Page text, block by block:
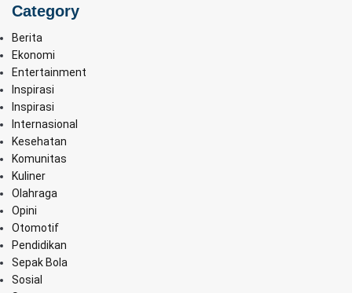
Category
Berita
Ekonomi
Entertainment
Inspirasi
Inspirasi
Internasional
Kesehatan
Komunitas
Kuliner
Olahraga
Opini
Otomotif
Pendidikan
Sepak Bola
Sosial